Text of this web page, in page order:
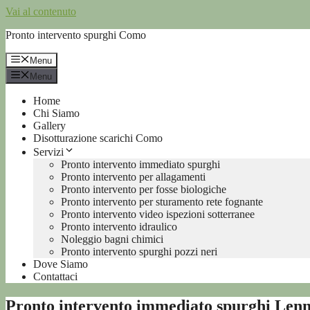
Vai al contenuto
Pronto intervento spurghi Como
Menu
Menu
Home
Chi Siamo
Gallery
Disotturazione scarichi Como
Servizi
Pronto intervento immediato spurghi
Pronto intervento per allagamenti
Pronto intervento per fosse biologiche
Pronto intervento per sturamento rete fognante
Pronto intervento video ispezioni sotterranee
Pronto intervento idraulico
Noleggio bagni chimici
Pronto intervento spurghi pozzi neri
Dove Siamo
Contattaci
Pronto intervento immediato spurghi